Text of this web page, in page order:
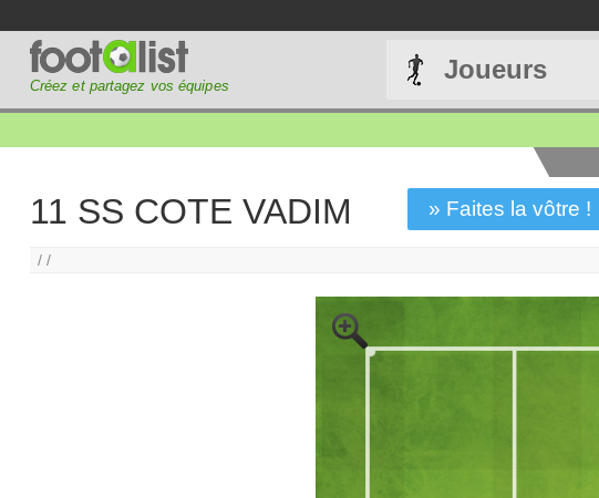
Créez et partagez vos équipes
Joueurs
11 SS COTE VADIM » Faites la vôtre !
/ /